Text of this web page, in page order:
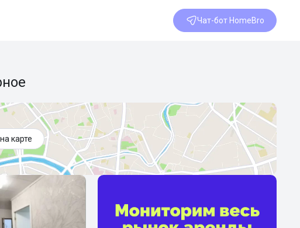
Чат-бот HomeBro
карте